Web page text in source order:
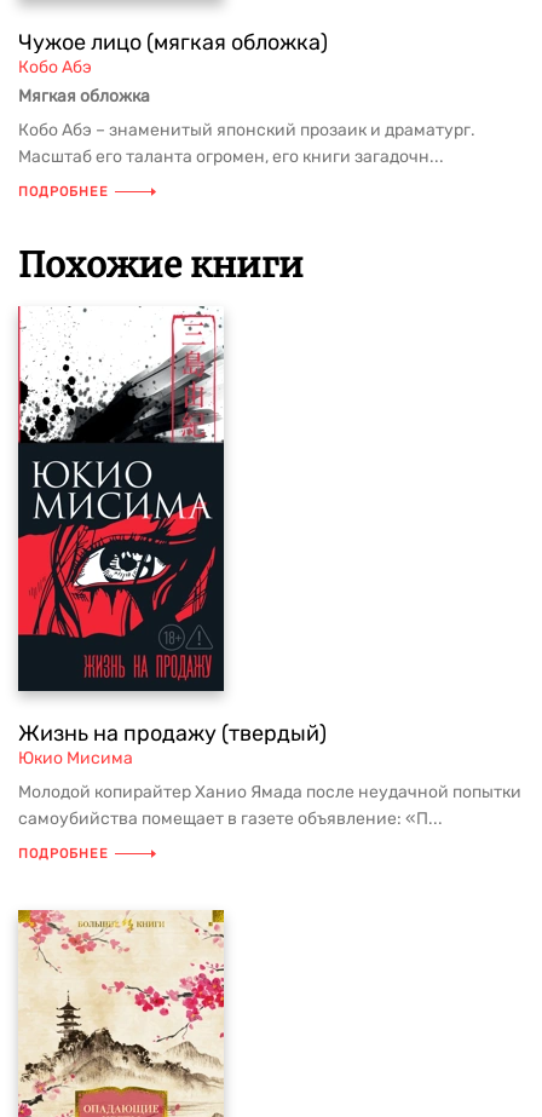
Чужое лицо (мягкая обложка)
Кобо Абэ
Мягкая обложка
Кобо Абэ – знаменитый японский прозаик и драматург.
Масштаб его таланта огромен, его книги загадочн...
ПОДРОБНЕЕ
Похожие книги
Жизнь на продажу (твердый)
Юкио Мисима
Молодой копирайтер Ханио Ямада после неудачной попытки
самоубийства помещает в газете объявление: «П...
ПОДРОБНЕЕ